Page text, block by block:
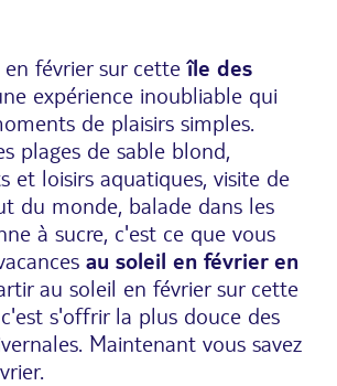
en février sur cetteîle des
expérience inoubliable qui
de plaisirs simples.
plages de sable blond,
et loisirs aquatiques, visite de
du monde, balade dans les
à sucre, c'est ce que vous
au soleil en février en
au soleil en février sur cette
s'offrir la plus douce des
Maintenant vous savez